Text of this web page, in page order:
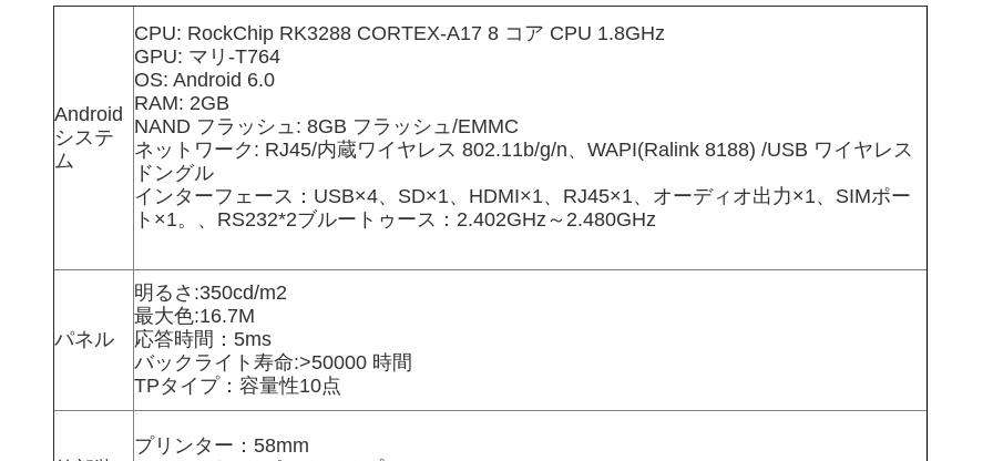
Android
システ
ム
CPU: RockChip RK3288 CORTEX-A17 8 コア CPU 1.8GHz
GPU: マリ-T764
OS: Android 6.0
RAM: 2GB
NAND フラッシュ: 8GB フラッシュ/EMMC
ネットワーク: RJ45/内蔵ワイヤレス 802.11b/g/n、WAPI(Ralink 8188) /USB ワイヤレス
ドングル
インターフェース：USB×4、SD×1、HDMI×1、RJ45×1、オーディオ出力×1、SIMポー
ト×1。 、RS232*2ブルートゥース：2.402GHz～2.480GHz
パネル
明るさ:350cd/m2
最大色:16.7M
応答時間：5ms
バックライト寿命:>50000 時間
TPタイプ：容量性10点
プリンター：58mm